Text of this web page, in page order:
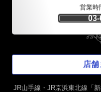
営業時
03-
店
JR山手線・JR京浜東北線「